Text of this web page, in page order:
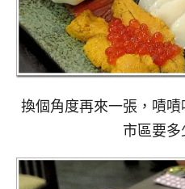
換個角度再來一張，嘖
市區要多